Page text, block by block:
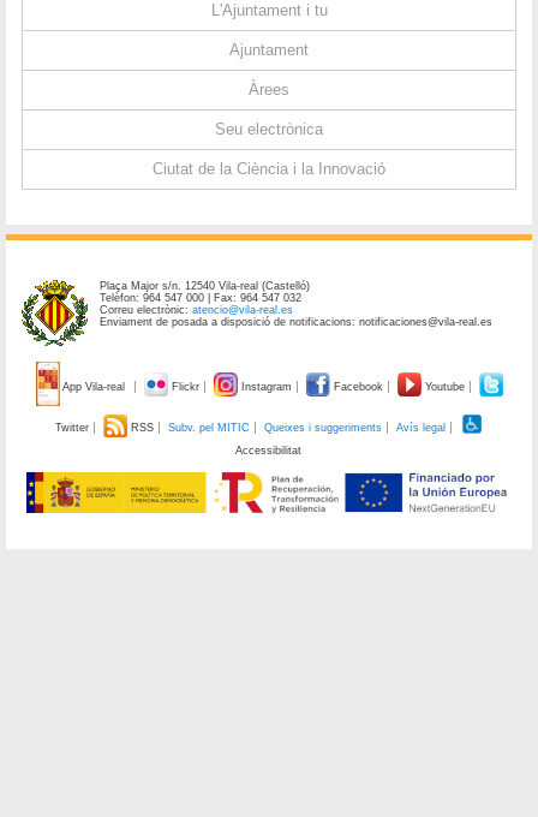
L'Ajuntament i tu
Ajuntament
Àrees
Seu electrònica
Ciutat de la Ciència i la Innovació
Plaça Major s/n. 12540 Vila-real (Castelló)
Telèfon: 964 547 000 | Fax: 964 547 032
Correu electrònic:atencio@vila-real.es
Enviament de posada a disposició de notificacions: notificaciones@vila-real.es
App Vila-real Flickr Instagram Facebook Youtube
Twitter RSS Subv. pel MITIC Queixes i suggeriments
Avís legal
Accessibilitat